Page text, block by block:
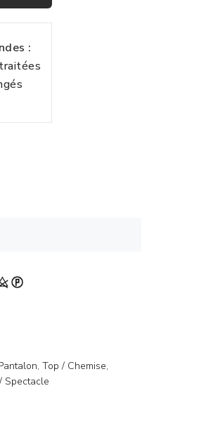
:
Top / Chemise,
Spectacle